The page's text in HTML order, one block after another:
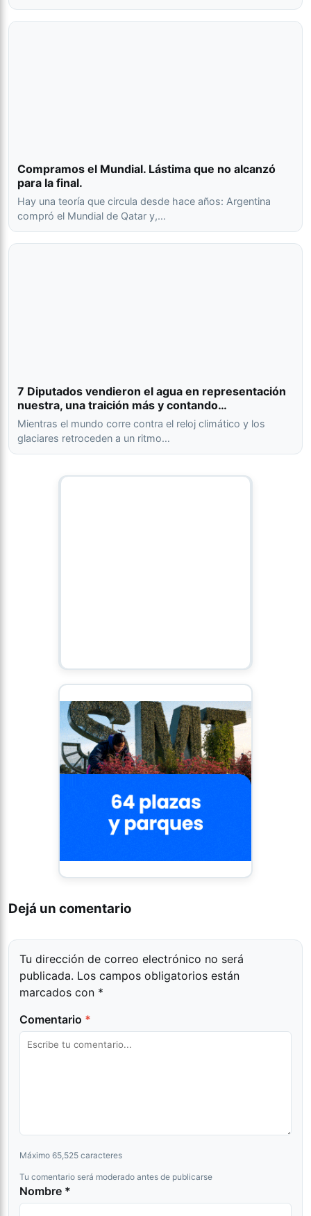
Compramos el Mundial. Lástima que no alcanzó
para la final.
Hay una teoría que circula desde hace años: Argentina
compró el Mundial de Qatar y,…
7 Diputados vendieron el agua en representación
nuestra, una traición más y contando…
Mientras el mundo corre contra el reloj climático y los
glaciares retroceden a un ritmo…
Dejá un comentario
Tu dirección de correo electrónico no será
publicada. Los campos obligatorios están
marcados con *
Comentario *
Máximo 65,525 caracteres
Tu comentario será moderado antes de publicarse
Nombre *